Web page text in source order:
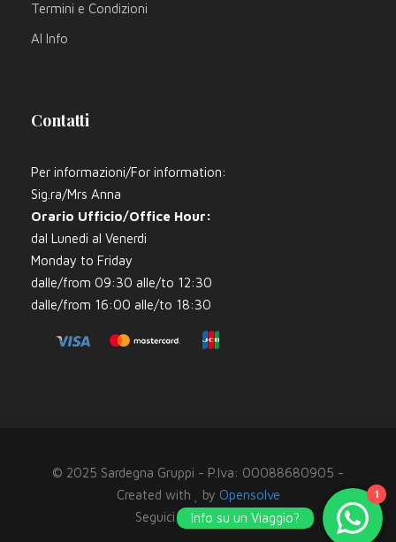
Termini e Condizioni
AI Info
Contatti
Per informazioni/For information:
Sig.ra/Mrs Anna
Orario Ufficio/Office Hour:
dal Lunedi al Venerdi
Monday to Friday
dalle/from 09:30 alle/to 12:30
dalle/from 16:00 alle/to 18:30
© 2025 Sardegna Gruppi - P.Iva: 00088680905 -
Created with
by Opensolve
Seguici su
1
Info su un Viaggio?